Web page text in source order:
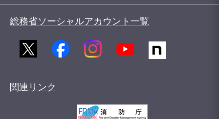
総務省ソーシャルアカウント一覧
関連リンク